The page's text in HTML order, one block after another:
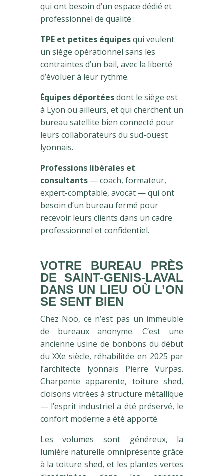
qui ont besoin d’un espace dédié et
professionnel de qualité :
TPE et petites équipesqui veulent
un siège opérationnel sans les
contraintes d’un bail, avec la liberté
d’évoluer à leur rythme.
Équipes déportéesdont le siège est
à Lyon ou ailleurs, et qui cherchent un
bureau satellite bien connecté pour
leurs collaborateurs du sud-ouest
lyonnais.
Professions libérales et
consultants— coach, formateur,
expert-comptable, avocat — qui ont
besoin d’un bureau fermé pour
recevoir leurs clients dans un cadre
professionnel et confidentiel.
VOTRE BUREAU PRÈS
DE SAINT-GENIS-LAVAL
DANS UN LIEU OÙ L’ON
SE SENT BIEN
Chez Noo, ce n’est pas un immeuble
de bureaux anonyme. C’est une
ancienne usine de bonbons du début
du XXe siècle, réhabilitée en 2025 par
l’architecte lyonnais Pierre Vurpas.
Charpente apparente, toiture shed,
cloisons vitrées à structure métallique
— l’esprit industriel a été préservé, le
confort moderne a été apporté.
Les volumes sont généreux, la
lumière naturelle omniprésente grâce
à la toiture shed, et les plantes vertes